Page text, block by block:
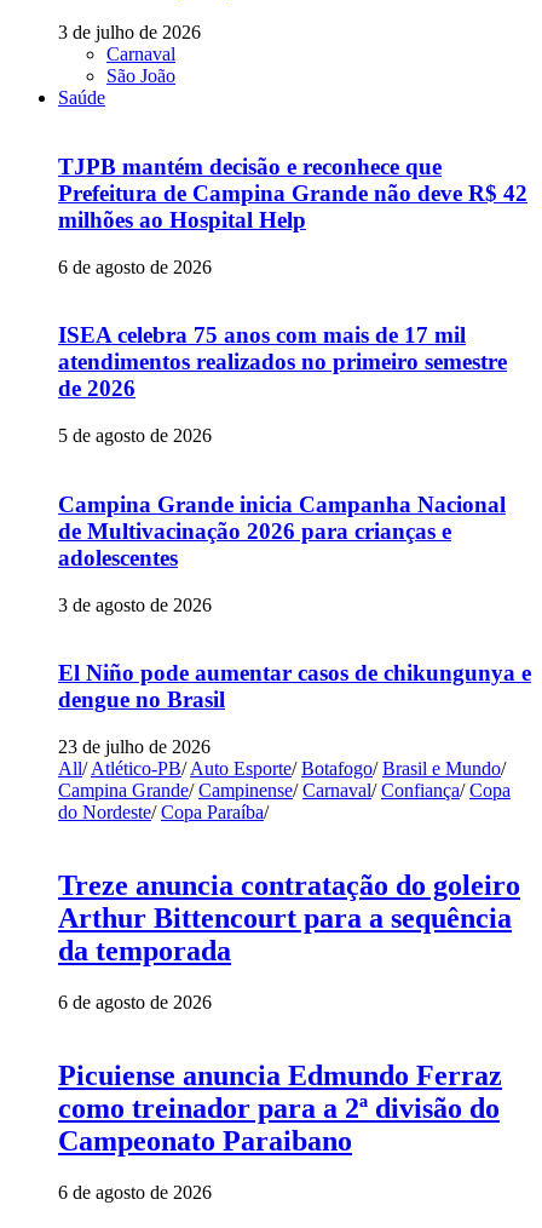
3 de julho de 2026
Carnaval
São João
Saúde
TJPB mantém decisão e reconhece que
Prefeitura de Campina Grande não deve R$ 42
milhões ao Hospital Help
6 de agosto de 2026
ISEA celebra 75 anos com mais de 17 mil
atendimentos realizados no primeiro semestre
de 2026
5 de agosto de 2026
Campina Grande inicia Campanha Nacional
de Multivacinação 2026 para crianças e
adolescentes
3 de agosto de 2026
El Niño pode aumentar casos de chikungunya e
dengue no Brasil
23 de julho de 2026
All/ Atlético-PB/ Auto Esporte/ Botafogo/ Brasil e Mundo/
Campina Grande/ Campinense/ Carnaval/ Confiança/ Copa
do Nordeste/ Copa Paraíba/
Treze anuncia contratação do goleiro
Arthur Bittencourt para a sequência
da temporada
6 de agosto de 2026
Picuiense anuncia Edmundo Ferraz
como treinador para a 2ª divisão do
Campeonato Paraibano
6 de agosto de 2026